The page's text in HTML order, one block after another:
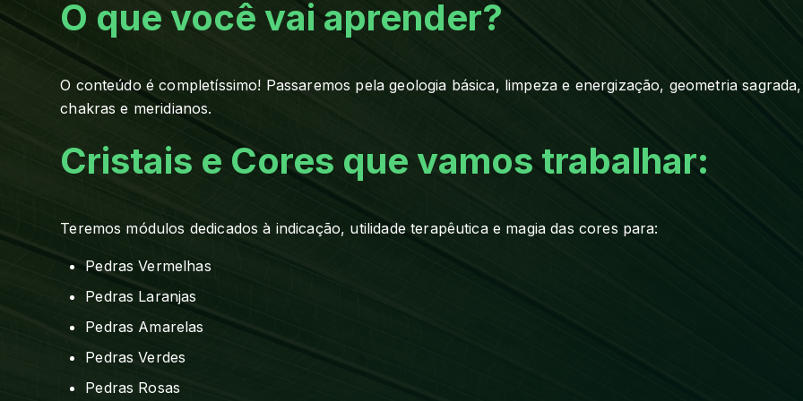
O que você vai aprender?
O conteúdo é completíssimo! Passaremos pela geologia básica, limpeza e energização, geometria
chakras e meridianos.
Cristais e Cores que vamos trabalhar:
Teremos módulos dedicados à indicação, utilidade terapêutica e magia das cores para:
Pedras Vermelhas
Pedras Laranjas
Pedras Amarelas
Pedras Verdes
Pedras Rosas